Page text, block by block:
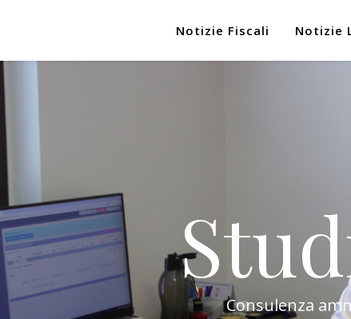
Notizie Fiscali Notizie
Consulenza